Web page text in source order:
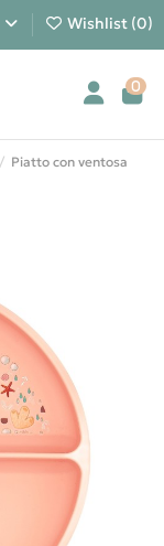
Wishlist (0)
0
Piatto con ventosa